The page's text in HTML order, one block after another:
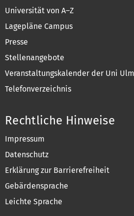
Universität von A–Z
Lagepläne Campus
Presse
Stellenangebote
Veranstaltungskalender der Uni Ulm
Telefonverzeichnis
Rechtliche Hinweise
Impressum
Datenschutz
Erklärung zur Barrierefreiheit
Gebärdensprache
Leichte Sprache